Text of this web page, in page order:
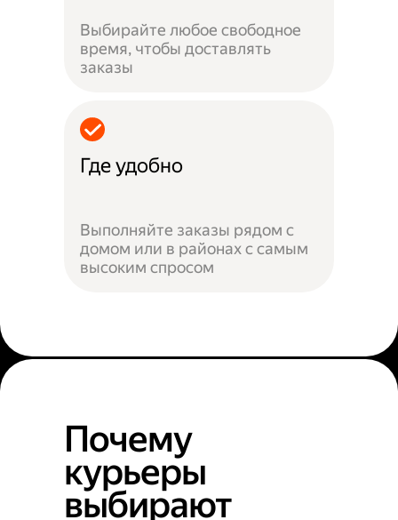
Выбирайте любое свободное
время, чтобы доставлять
заказы
Где удобно
Выполняйте заказы рядом с
домом или в районах с самым
высоким спросом
Почему
курьеры
выбирают